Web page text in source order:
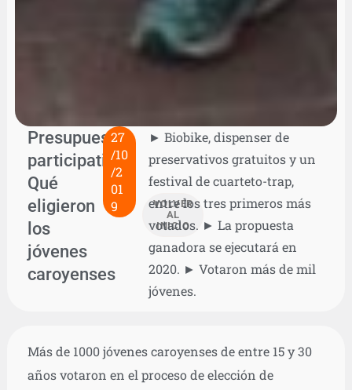
Presupuesto
participativo:
Qué
eligieron
los
jóvenes
caroyenses
27
/10
/2
01
9
VOLVER
AL
INICIO
► Biobike, dispenser de
preservativos gratuitos y un
festival de cuarteto-trap,
entre los tres primeros más
votados. ► La propuesta
ganadora se ejecutará en
2020. ► Votaron más de mil
jóvenes.
Más de 1000 jóvenes caroyenses de entre 15 y 30
años votaron en el proceso de elección de